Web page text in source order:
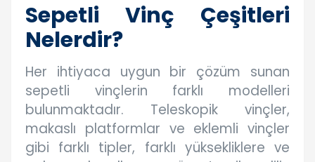
Sepetli Vinç Çeşitleri
Nelerdir?
Her ihtiyaca uygun bir çözüm sunan
sepetli vinçlerin farklı modelleri
bulunmaktadır. Teleskopik vinçler,
makaslı platformlar ve eklemli vinçler
gibi farklı tipler, farklı yüksekliklere ve